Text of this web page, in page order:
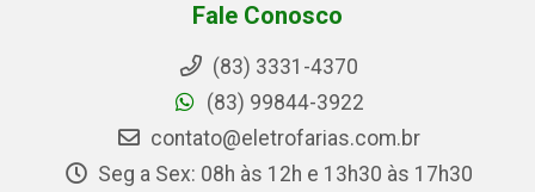
Fale Conosco
(83) 3331-4370
(83) 99844-3922
contato@eletrofarias.com.br
Seg a Sex: 08h às 12h e 13h30 às 17h30